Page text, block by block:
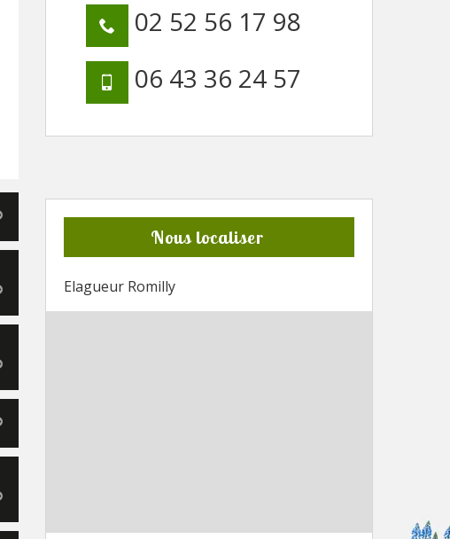
02 52 56 17 98
06 43 36 24 57
Nous localiser
Elagueur Romilly